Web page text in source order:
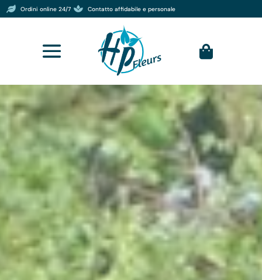
 Ordini online 24/7  Contatto affidabile e personale
